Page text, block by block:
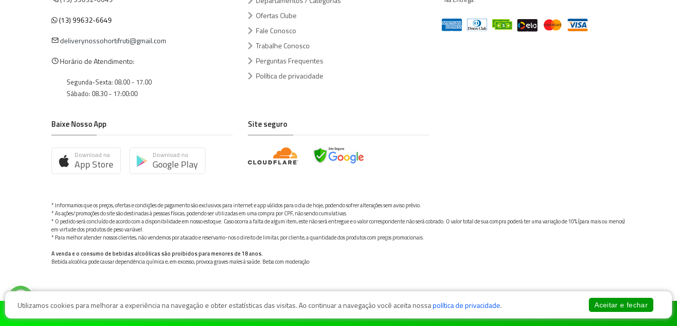
(13) 99632-6649
deliverynossohortifruti@gmail.com
Horário de Atendimento:
Segunda-Sexta: 08.00 - 17.00
Sábado: 08.30 - 17:00:00
Ofertas Clube
Fale Conosco
Trabalhe Conosco
Perguntas Frequentes
Política de privacidade
Baixe Nosso App
Download na
App Store
Download no
Google Play
Site seguro
* Informamos que os preços, ofertas e condições de pagamento são exclusivos para internet e app válidos para o dia de hoje, podendo sofrer alterações sem aviso prévio.
* As ações/promoções do site são destinadas à pessoas físicas, podendo ser utilizadas em uma compra por CPF, não sendo cumulativas.
* O pedido será concluído de acordo com a disponibilidade em nosso estoque. Caso ocorra a falta de algum item, este não será entregue e o valor correspondente não será cobrado. O valor total de sua compra poderá ter uma variação de 10% (para mais ou menos)
em virtude dos produtos de peso variável.
* Para melhor atender nossos clientes, não vendemos por atacado e reservamo-nos o direito de limitar, por cliente, a quantidade dos produtos com preços promocionais.
A venda e o consumo de bebidas alcoólicas são proibidos para menores de 18 anos.
Bebida alcoólica pode causar dependência química e, em excesso, provoca graves males à saúde. Beba com moderação
Utilizamos cookies para melhorar a experiência na navegação e obter estatísticas das visitas. Ao continuar a navegação você aceita nossapolítica de privacidade. Aceitar e fechar